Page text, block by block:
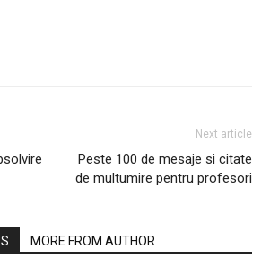
Next article
Peste 100 de mesaje si citate
de multumire pentru profesori
MORE FROM AUTHOR